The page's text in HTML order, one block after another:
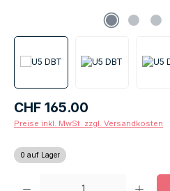
Regulärer Preis:
CHF 165.00
Preise inkl. MwSt. zzgl. Versandkosten
0 auf Lager
Produkt Anzahl: Gib den gewünschten